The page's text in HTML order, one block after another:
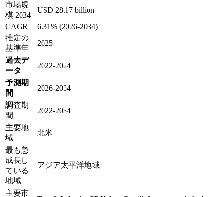
市場規
模 2034
USD 28.17 billion
CAGR
6.31% (2026-2034)
推定の
基準年
2025
過去デ
ータ
2022-2024
予測期
間
2026-2034
調査期
間
2022-2034
主要地
域
北米
最も急
成長し
ている
地域
アジア太平洋地域
主要市